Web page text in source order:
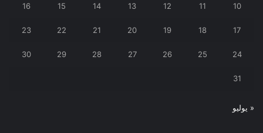
10
11
12
13
14
15
16
17
18
19
20
21
22
23
24
25
26
27
28
29
30
31
« يوليو